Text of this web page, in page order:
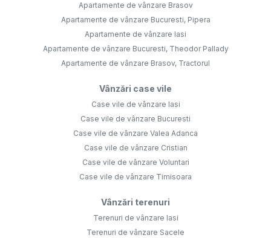
Apartamente de vânzare Brasov
Apartamente de vânzare Bucuresti, Pipera
Apartamente de vânzare Iasi
Apartamente de vânzare Bucuresti, Theodor Pallady
Apartamente de vânzare Brasov, Tractorul
Vânzări case vile
Case vile de vânzare Iasi
Case vile de vânzare Bucuresti
Case vile de vânzare Valea Adanca
Case vile de vânzare Cristian
Case vile de vânzare Voluntari
Case vile de vânzare Timisoara
Vânzări terenuri
Terenuri de vânzare Iasi
Terenuri de vânzare Sacele